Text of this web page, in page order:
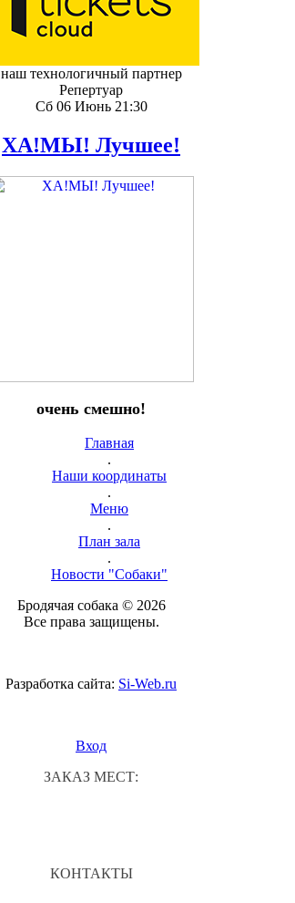
наш технологичный партнер
Репертуар
Сб 06 Июнь 21:30
ХА!МЫ! Лучшее!
очень смешно!
Главная
.
Наши координаты
.
Меню
.
План зала
.
Новости "Собаки"
Бродячая собака © 2026
Все права защищены.
Разработка сайта: Si-Web.ru
Вход
ЗАКАЗ МЕСТ:
КОНТАКТЫ